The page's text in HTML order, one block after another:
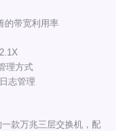
的带宽利用率
理方式
志管理
款万兆三层交换机，配